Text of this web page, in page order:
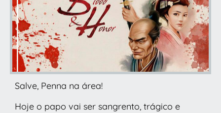
Salve, Penna na área!
Hoje o papo vai ser sangrento, trágico e